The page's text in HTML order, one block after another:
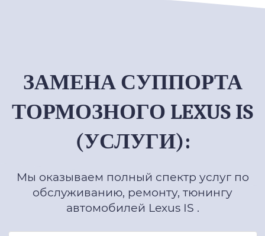
ЗАМЕНА СУППОРТА
ТОРМОЗНОГО LEXUS IS
(УСЛУГИ):
Мы оказываем полный спектр услуг по
обслуживанию, ремонту, тюнингу
автомобилей Lexus IS .